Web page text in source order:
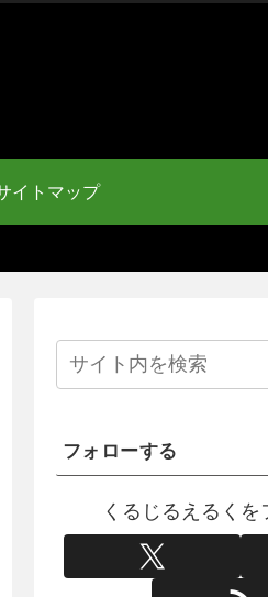
イトマップ
フォローする
くるじるえるくを